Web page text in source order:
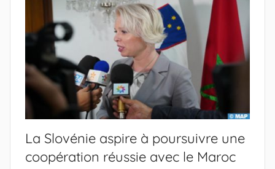
La Slovénie aspire à poursuivre une
coopération réussie avec le Maroc